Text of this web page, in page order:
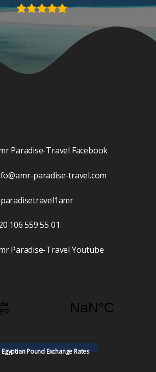
Paradise-Travel Facebook
paradise-travel.com
106 559 55 01
Paradise-Travel Youtube
Egyptian Pound Exchange Rates